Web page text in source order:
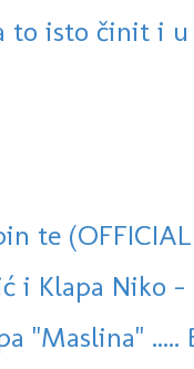
to isto činit i
te
i Klapa Niko
"Maslina" .....